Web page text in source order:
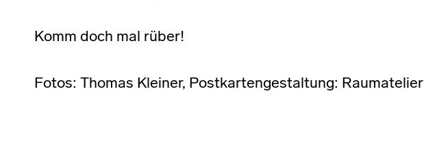
Komm doch mal rüber!
Fotos: Thomas Kleiner, Postkartengestaltung: Raumatelier